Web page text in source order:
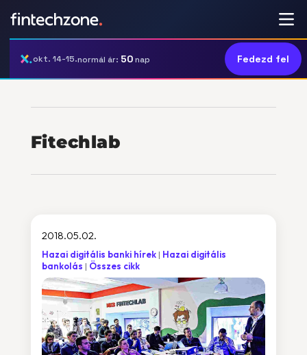
okt. 14-15.normál ár: 50nap Fedezd fel
Fitechlab
2018.05.02.
Hazai digitális banki hírek
Hazai digitális
bankolás
Összes cikk